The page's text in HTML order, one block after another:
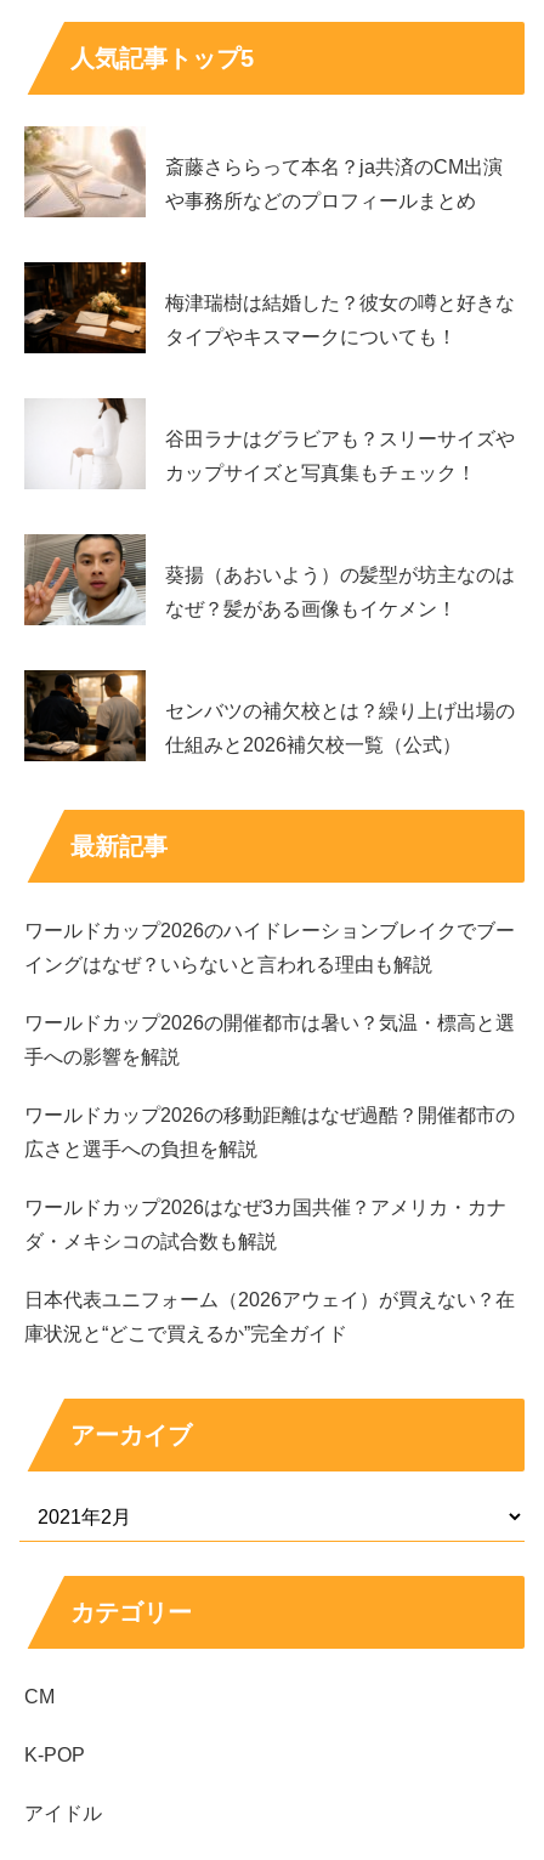
人気記事トップ5
斎藤さららって本名？ja共済のCM出演
や事務所などのプロフィールまとめ
梅津瑞樹は結婚した？彼女の噂と好きな
タイプやキスマークについても！
谷田ラナはグラビアも？スリーサイズや
カップサイズと写真集もチェック！
葵揚（あおいよう）の髪型が坊主なのは
なぜ？髪がある画像もイケメン！
センバツの補欠校とは？繰り上げ出場の
仕組みと2026補欠校一覧（公式）
最新記事
ワールドカップ2026のハイドレーションブレイクでブー
イングはなぜ？いらないと言われる理由も解説
ワールドカップ2026の開催都市は暑い？気温・標高と選
手への影響を解説
ワールドカップ2026の移動距離はなぜ過酷？開催都市の
広さと選手への負担を解説
ワールドカップ2026はなぜ3カ国共催？アメリカ・カナ
ダ・メキシコの試合数も解説
日本代表ユニフォーム（2026アウェイ）が買えない？在
庫状況と“どこで買えるか”完全ガイド
アーカイブ
カテゴリー
CM
K-POP
アイドル